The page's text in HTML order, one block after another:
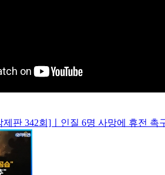
판 342회]ㅣ인질 6명 사망에 휴전 촉